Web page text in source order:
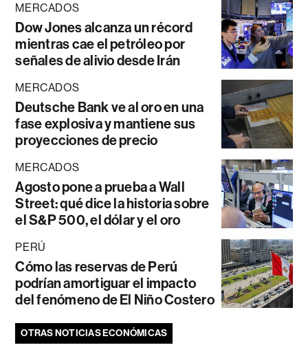
MERCADOS
Dow Jones alcanza un récord
mientras cae el petróleo por
señales de alivio desde Irán
MERCADOS
Deutsche Bank ve al oro en una
fase explosiva y mantiene sus
proyecciones de precio
MERCADOS
Agosto pone a prueba a Wall
Street: qué dice la historia sobre
el S&P 500, el dólar y el oro
PERÚ
Cómo las reservas de Perú
podrían amortiguar el impacto
del fenómeno de El Niño Costero
OTRAS NOTICIAS ECONÓMICAS